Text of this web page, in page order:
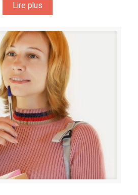
Lire plus